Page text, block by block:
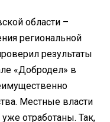
области –
региональной
результаты
«Добродел» в
Местные власти
отработаны. Так,